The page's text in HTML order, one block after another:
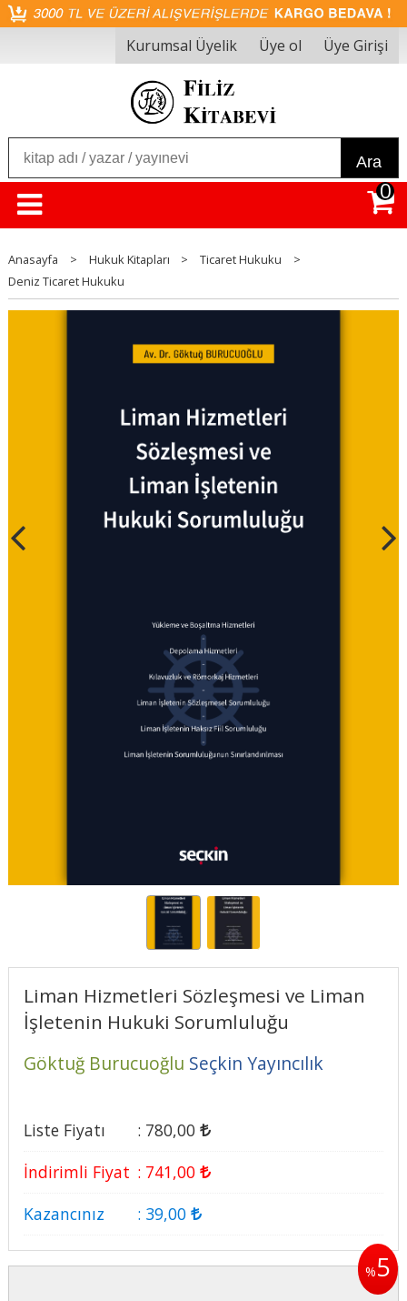
Kurumsal Üyelik Üye ol Üye Girişi
Ara
0
Anasayfa > Hukuk Kitapları > Ticaret Hukuku
>
Deniz Ticaret Hukuku
Liman Hizmetleri Sözleşmesi ve Liman
İşletenin Hukuki Sorumluluğu
Göktuğ Burucuoğlu Seçkin Yayıncılık
Liste Fiyatı : 780,00
İndirimli Fiyat : 741,00
Kazancınız
: 39,00
%5